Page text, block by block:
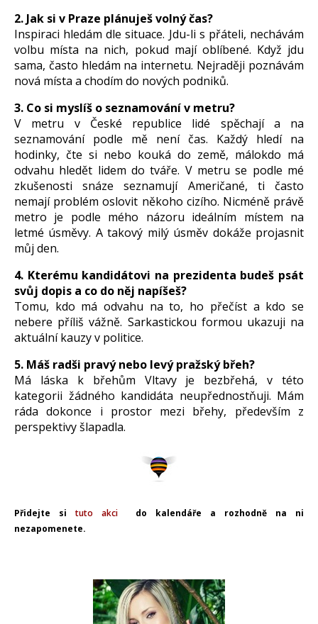
2. Jak si v Praze plánuješ volný čas?
Inspiraci hledám dle situace. Jdu-li s přáteli, nechávám
volbu místa na nich, pokud mají oblíbené. Když jdu
sama, často hledám na internetu. Nejraději poznávám
nová místa a chodím do nových podniků.
3. Co si myslíš o seznamování v metru?
V metru v České republice lidé spěchají a na
seznamování podle mě není čas. Každý hledí na
hodinky, čte si nebo kouká do země, málokdo má
odvahu hledět lidem do tváře. V metru se podle mé
zkušenosti snáze seznamují Američané, ti často
nemají problém oslovit někoho cizího. Nicméně právě
metro je podle mého názoru ideálním místem na
letmé úsměvy. A takový milý úsměv dokáže projasnit
můj den.
4. Kterému kandidátovi na prezidenta budeš psát
svůj dopis a co do něj napíšeš?
Tomu, kdo má odvahu na to, ho přečíst a kdo se
nebere příliš vážně. Sarkastickou formou ukazuji na
aktuální kauzy v politice.
5. Máš radši pravý nebo levý pražský břeh?
Má láska k břehům Vltavy je bezbřehá, v této
kategorii žádného kandidáta neupřednostňuji. Mám
ráda dokonce i prostor mezi břehy, především z
perspektivy šlapadla.
Přidejte situto akci
do kalendáře a rozhodně na ni
nezapomenete.